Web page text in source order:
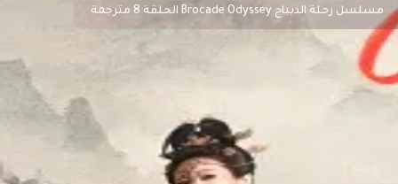
مسلسل رحلة الديباج Brocade Odyssey الحلقة 8 مترجمة